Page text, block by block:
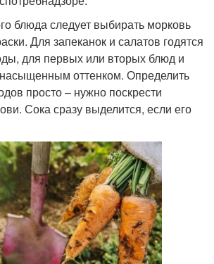
блюда следует выбирать морковь
Для запеканок и салатов годятся
для первых или вторых блюд и
оттенком. Определить
просто – нужно поскрести
Сока сразу выделится, если его